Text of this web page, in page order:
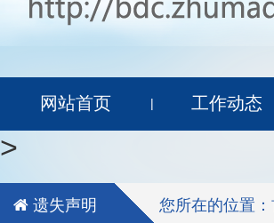
网站首页 | 工作动态
>
遗失声明 您所在的位置